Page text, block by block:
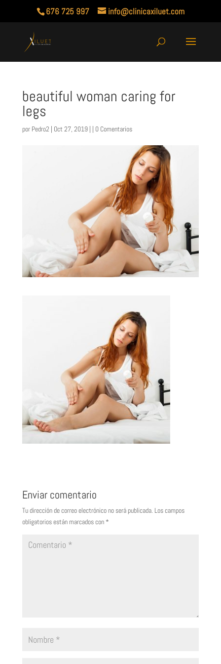
676 725 997 info@clinicaxiluet.com
beautiful woman caring for
legs
por Pedro2 | Oct 27, 2019 | | 0 Comentarios
Enviar comentario
Tu dirección de correo electrónico no será publicada. Los campos
obligatorios están marcados con *